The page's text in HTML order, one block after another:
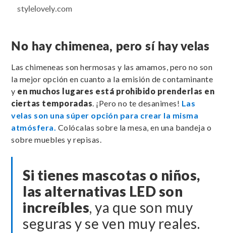
stylelovely.com
No hay chimenea, pero sí hay velas
Las chimeneas son hermosas y las amamos, pero no son
la mejor opción en cuanto a la emisión de contaminante
y en muchos lugares está prohibido prenderlas en
ciertas temporadas. ¡Pero no te desanimes! Las
velas son una súper opción para crear la misma
atmósfera. Colócalas sobre la mesa, en una bandeja o
sobre muebles y repisas.
Si tienes mascotas o niños,
las alternativas LED son
increíbles, ya que son muy
seguras y se ven muy reales.